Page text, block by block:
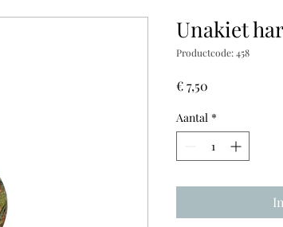
Unakiet
Productcode: 458
€ 7,50
Aantal *